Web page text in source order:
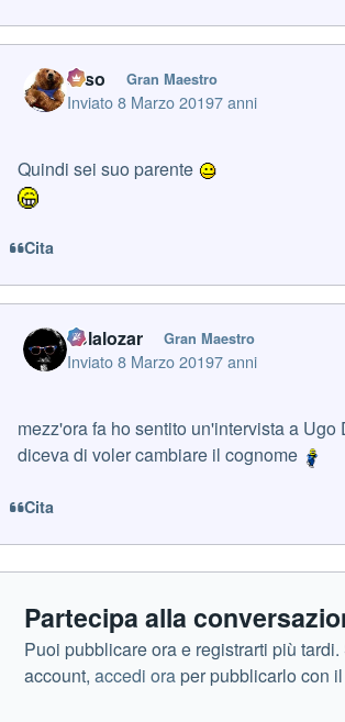
orso Gran Maestro
Inviato8 Marzo 20197 anni
Quindi sei suo parente
Cita
volalozar Gran Maestro
Inviato8 Marzo 20197 anni
mezz'ora fa ho sentito un'intervista a Ugo
diceva di voler cambiare il cognome
Cita
Partecipa alla
Puoi pubblicare ora e registrarti più tardi.
account,accedi oraper pubblicarlo con